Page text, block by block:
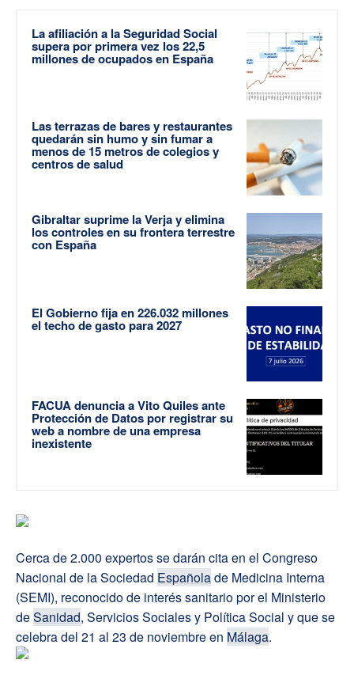
La afiliación a la Seguridad Social
supera por primera vez los 22,5
millones de ocupados en España
Las terrazas de bares y restaurantes
quedarán sin humo y sin fumar a
menos de 15 metros de colegios y
centros de salud
Gibraltar suprime la Verja y elimina
los controles en su frontera terrestre
con España
El Gobierno fija en 226.032 millones
el techo de gasto para 2027
FACUA denuncia a Vito Quiles ante
Protección de Datos por registrar su
web a nombre de una empresa
inexistente
Cerca de 2.000 expertos se darán cita en el Congreso
Nacional de la Sociedad Españolade Medicina Interna
(SEMI), reconocido de interés sanitario por el Ministerio
deSanidad, Servicios Sociales y Política Social y que se
celebra del 21 al 23 de noviembre en Málaga.